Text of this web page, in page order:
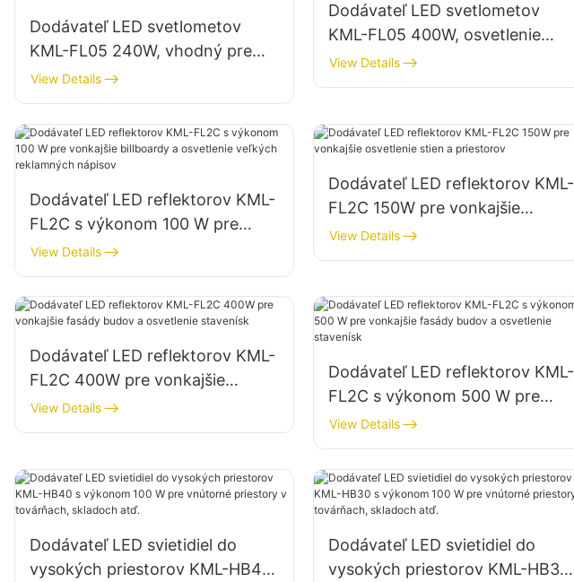
Dodávateľ LED svetlometov
KML-FL05 240W, vhodný pre
priemyselné závody, billboardy a
osvetlenie veľkých reklamných
nápisov.
View Details
Dodávateľ LED svetlometov
KML-FL05 400W, osvetlenie
námestí a parkov
View Details
Dodávateľ LED reflektorov KML-
FL2C s výkonom 100 W pre
vonkajšie billboardy a osvetlenie
veľkých reklamných nápisov
View Details
Dodávateľ LED reflektorov KML-
FL2C 150W pre vonkajšie
osvetlenie stien a priestorov
View Details
Dodávateľ LED reflektorov KML-
FL2C 400W pre vonkajšie
fasády budov a osvetlenie
stavenísk
View Details
Dodávateľ LED reflektorov KML-
FL2C s výkonom 500 W pre
vonkajšie fasády budov a
osvetlenie stavenísk
View Details
Dodávateľ LED svietidiel do
vysokých priestorov KML-HB40
Dodávateľ LED svietidiel do
vysokých priestorov KML-HB30